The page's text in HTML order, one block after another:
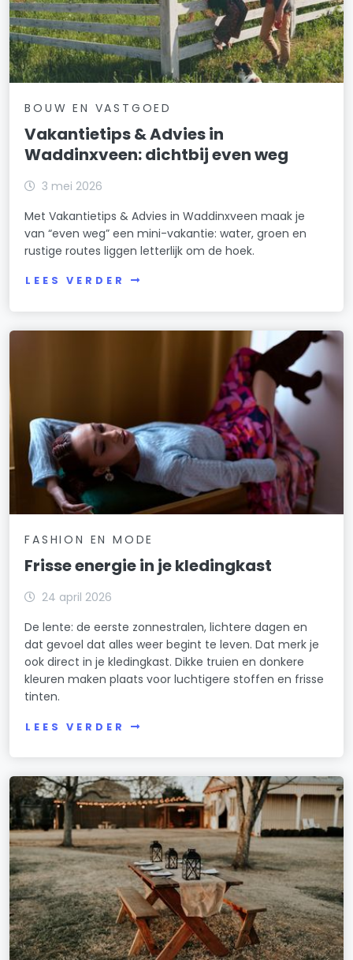
BOUW EN VASTGOED
Vakantietips & Advies in
Waddinxveen: dichtbij even weg
3 mei 2026
Met Vakantietips & Advies in Waddinxveen maak je
van “even weg” een mini-vakantie: water, groen en
rustige routes liggen letterlijk om de hoek.
LEES VERDER
FASHION EN MODE
Frisse energie in je kledingkast
24 april 2026
De lente: de eerste zonnestralen, lichtere dagen en
dat gevoel dat alles weer begint te leven. Dat merk je
ook direct in je kledingkast. Dikke truien en donkere
kleuren maken plaats voor luchtigere stoffen en frisse
tinten.
LEES VERDER